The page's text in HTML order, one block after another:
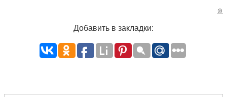
©
Добавить в закладки: